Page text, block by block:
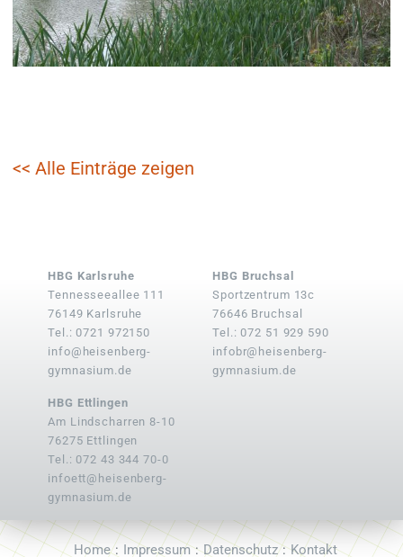
<< Alle Einträge zeigen
HBG Karlsruhe
Tennesseeallee 111
76149 Karlsruhe
Tel.: 0721 972150
info@heisenberg-
gymnasium.de
HBG Bruchsal
Sportzentrum 13c
76646 Bruchsal
Tel.: 072 51 929 590
infobr@heisenberg-
gymnasium.de
HBG Ettlingen
Am Lindscharren 8-10
76275 Ettlingen
Tel.: 072 43 344 70-0
infoett@heisenberg-
gymnasium.de
Home Impressum Datenschutz Kontakt